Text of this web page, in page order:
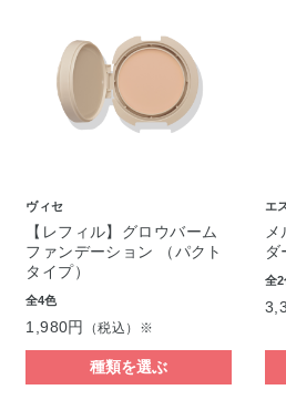
ヴィセ
【レフィル】グロウバーム
ファンデーション （パクト
タイプ）
全4色
1,980円 （税込）※
種類を選ぶ
エ
全2